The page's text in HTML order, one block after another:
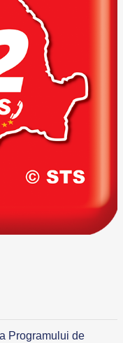
Programului de